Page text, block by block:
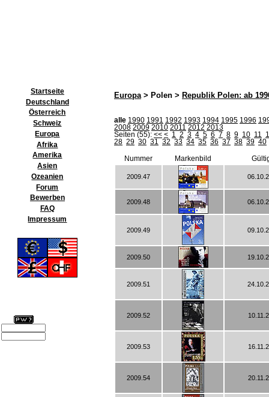
Startseite
Deutschland
Österreich
Schweiz
Europa
Afrika
Amerika
Asien
Ozeanien
Forum
Bewerben
FAQ
Impressum
Europa> Polen > Republik Polen: ab
alle 1990 1991 1992 1993 1994 1995 1996
2008 2009 2010 2011 2012 2013
Seiten (55): << < 1 2 3 4 5 6 7 8 9 10 11
28 29 30 31 32 33 34 35 36 37 38 39 40
Nummer Markenbild
2009.47
2009.48
2009.49
2009.50
2009.51
2009.52
2009.53
2009.54